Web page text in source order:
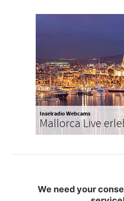
Inselradio Webcams
Mallorca Live
We need your